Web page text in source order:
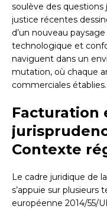
soulève des questions
justice récentes
d’un nouveau
technologique et
naviguent dans un
mutation, où chaque
commerciales établies.
Facturation
Contexte
Le cadre juridique de
s’appuie sur plusieurs
européenne 2014/55/